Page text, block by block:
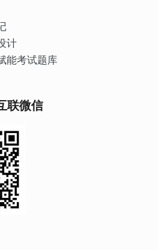
计
能考试题库
联微信